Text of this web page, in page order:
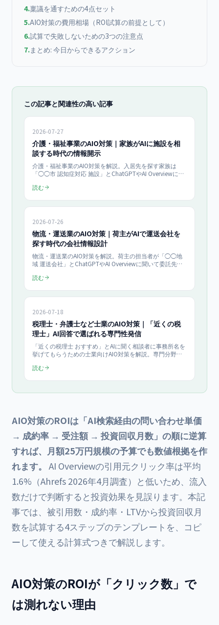
4.稟議を通すための4点セット
5.AIO対策の費用相場（ROI試算の前提として）
6.試算で失敗しないための3つの注意点
7.まとめ: 今日からできるアクション
この記事と関連性の高い記事
2026-07-27
介護・福祉事業のAIO対策｜家族がAIに施設を相
談する時代の情報開示
介護・福祉事業のAIO対策を解説。入居先を探す家族は
「◯◯市 認知症対応 施設」とChatGPTやAI Overviewに相
開示9項目、費用・空き状況・医療対応の書き方、サイト
読む
2026-07-26
物流・運送業のAIO対策｜荷主がAIで運送会社を
探す時代の会社情報設計
物流・運送業のAIO対策を解説。荷主の担当者が「◯◯地
域 運送会社」とChatGPTやAI Overviewに聞いて委託先を
計・サイト実装・進め方を具体化。当社のAIO対策は診断
読む
2026-07-18
税理士・弁護士など士業のAIO対策｜「近くの税
理士」AI回答で選ばれる専門性発信
「近くの税理士 おすすめ」とAIに聞く相談者に事務所名を
挙げてもらうための士業向けAIO対策を解説。専門分野の
実務手順で整理。当社のAIO対策は診断100,000円（一
読む
AIO対策のROIは「AI検索経由の問い合わせ単価
→ 成約率 → 受注額 → 投資回収月数」の順に逆算
すれば、月額25万円規模の予算でも数値根拠を作
れます。 AI Overviewの引用元クリック率は平均
1.6%（Ahrefs 2026年4月調査）と低いため、流入
数だけで判断すると投資効果を見誤ります。本記
事では、被引用数・成約率・LTVから投資回収月
数を試算する4ステップのテンプレートを、コピ
ーして使える計算式つきで解説します。
AIO対策のROIが「クリック数」で
は測れない理由